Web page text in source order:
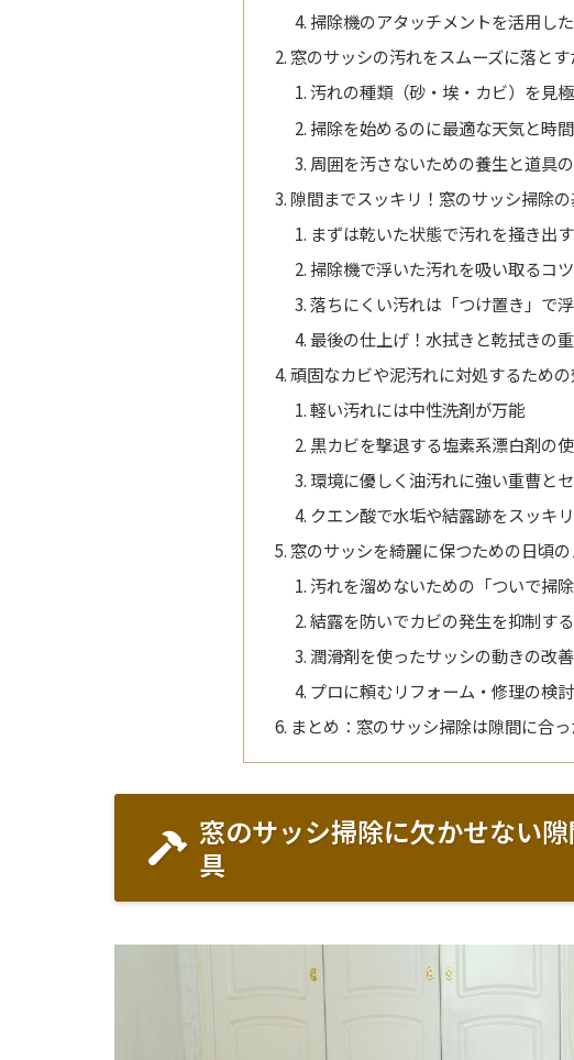
掃除機のアタッチメントを活用し
窓のサッシの汚れをスムーズに落と
汚れの種類（砂・埃・カビ）を見
掃除を始めるのに最適な天気と時
周囲を汚さないための養生と道具
隙間までスッキリ！窓のサッシ掃除
まずは乾いた状態で汚れを掻き出す
掃除機で浮いた汚れを吸い取るコツ
落ちにくい汚れは「つけ置き」で
最後の仕上げ！水拭きと乾拭きの
頑固なカビや泥汚れに対処するため
軽い汚れには中性洗剤が万能
黒カビを撃退する塩素系漂白剤の
環境に優しく油汚れに強い重曹と
クエン酸で水垢や結露跡をスッキ
窓のサッシを綺麗に保つための日頃
汚れを溜めないための「ついで掃
結露を防いでカビの発生を抑制す
潤滑剤を使ったサッシの動きの改善
プロに頼むリフォーム・修理の検
まとめ：窓のサッシ掃除は隙間に合
窓のサッシ掃除に欠かせない
具